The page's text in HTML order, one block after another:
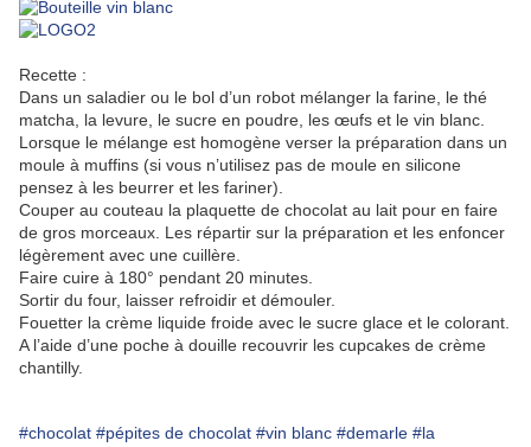
Recette :
Dans un saladier ou le bol d’un robot mélanger la farine, le thé
matcha, la levure, le sucre en poudre, les œufs et le vin blanc.
Lorsque le mélange est homogène verser la préparation dans un
moule à muffins (si vous n’utilisez pas de moule en silicone
pensez à les beurrer et les fariner).
Couper au couteau la plaquette de chocolat au lait pour en faire
de gros morceaux. Les répartir sur la préparation et les enfoncer
légèrement avec une cuillère.
Faire cuire à 180° pendant 20 minutes.
Sortir du four, laisser refroidir et démouler.
Fouetter la crème liquide froide avec le sucre glace et le colorant.
A l’aide d’une poche à douille recouvrir les cupcakes de crème
chantilly.
#chocolat #pépites de chocolat #vin blanc #demarle #la